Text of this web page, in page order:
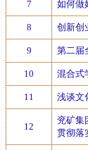
7 如何做
8 创新创
9 第二届
10 混合式
11 浅谈文
12
兖矿集
贯彻落